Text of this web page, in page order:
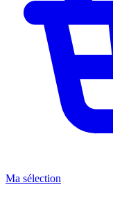
Ma sélection